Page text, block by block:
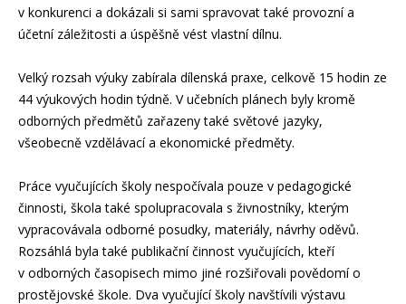
v konkurenci a dokázali si sami spravovat také provozní a
účetní záležitosti a úspěšně vést vlastní dílnu.
Velký rozsah výuky zabírala dílenská praxe, celkově 15 hodin ze
44 výukových hodin týdně. V učebních plánech byly kromě
odborných předmětů zařazeny také světové jazyky,
všeobecně vzdělávací a ekonomické předměty.
Práce vyučujících školy nespočívala pouze v pedagogické
činnosti, škola také spolupracovala s živnostníky, kterým
vypracovávala odborné posudky, materiály, návrhy oděvů.
Rozsáhlá byla také publikační činnost vyučujících, kteří
v odborných časopisech mimo jiné rozšiřovali povědomí o
prostějovské škole. Dva vyučující školy navštívili výstavu